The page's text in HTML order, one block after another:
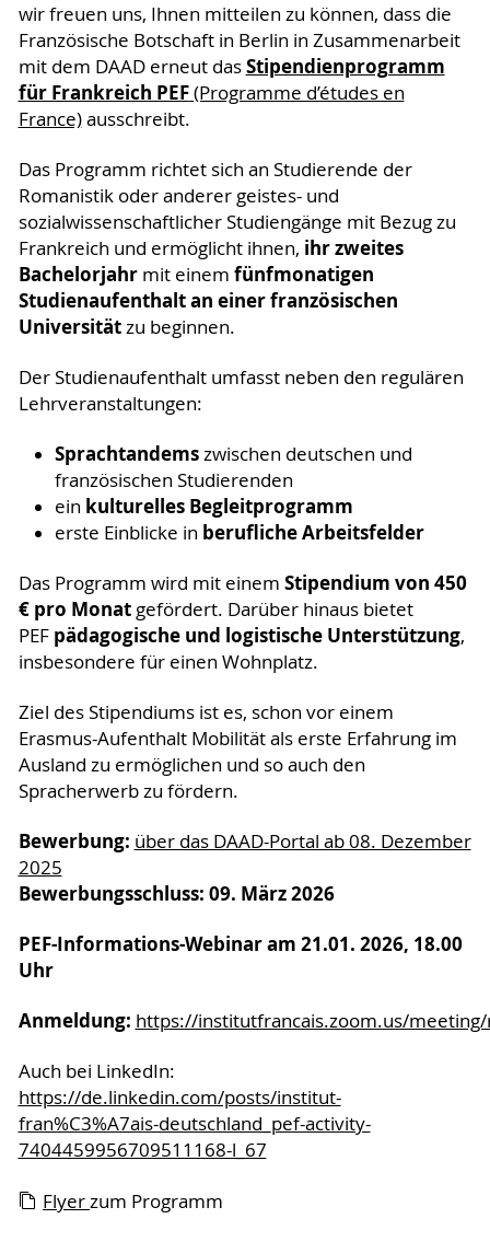
wir freuen uns, Ihnen mitteilen zu können, dass die
Französische Botschaft in Berlin in Zusammenarbeit
mit dem DAAD erneut dasStipendienprogramm
für Frankreich PEF(Programme d’études en
France)ausschreibt.
Das Programm richtet sich an Studierende der
Romanistik oder anderer geistes- und
sozialwissenschaftlicher Studiengänge mit Bezug zu
Frankreich und ermöglicht ihnen, ihr zweites
Bachelorjahrmit einem fünfmonatigen
Studienaufenthalt an einer französischen
Universitätzu beginnen.
Der Studienaufenthalt umfasst neben den regulären
Lehrveranstaltungen:
Sprachtandemszwischen deutschen und
französischen Studierenden
ein kulturelles Begleitprogramm
erste Einblicke in berufliche Arbeitsfelder
Das Programm wird mit einem Stipendium von 450
€ pro Monatgefördert. Darüber hinaus bietet
PEF pädagogische und logistische Unterstützung,
insbesondere für einen Wohnplatz.
Ziel des Stipendiums ist es, schon vor einem
Erasmus-Aufenthalt Mobilität als erste Erfahrung im
Ausland zu ermöglichen und so auch den
Spracherwerb zu fördern.
Bewerbung: über das DAAD-Portal ab 08. Dezember
2025
Bewerbungsschluss: 09. März 2026
PEF-Informations-Webinar am 21.01. 2026, 18.00
Uhr
Anmeldung: https://institutfrancais.zoom.us/meeting/
Auch bei LinkedIn:
https://de.linkedin.com/posts/institut-
fran%C3%A7ais-deutschland_pef-activity-
7404459956709511168-l_67
Flyerzum Programm